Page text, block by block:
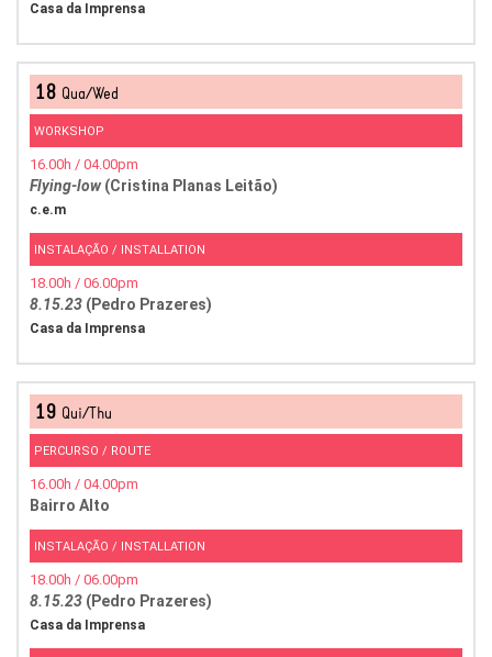
Casa da Imprensa
18 Qua/Wed
WORKSHOP
16.00h / 04.00pm
Flying-low(Cristina Planas Leitão)
c.e.m
INSTALAÇÃO / INSTALLATION
18.00h / 06.00pm
8.15.23 (Pedro Prazeres)
Casa da Imprensa
19 Qui/Thu
PERCURSO / ROUTE
16.00h / 04.00pm
Bairro Alto
INSTALAÇÃO / INSTALLATION
18.00h / 06.00pm
8.15.23 (Pedro Prazeres)
Casa da Imprensa